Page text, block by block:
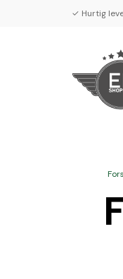
✓ Hurtig